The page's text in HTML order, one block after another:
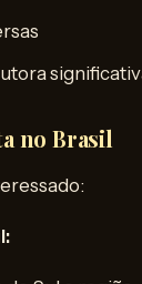
no Brasil